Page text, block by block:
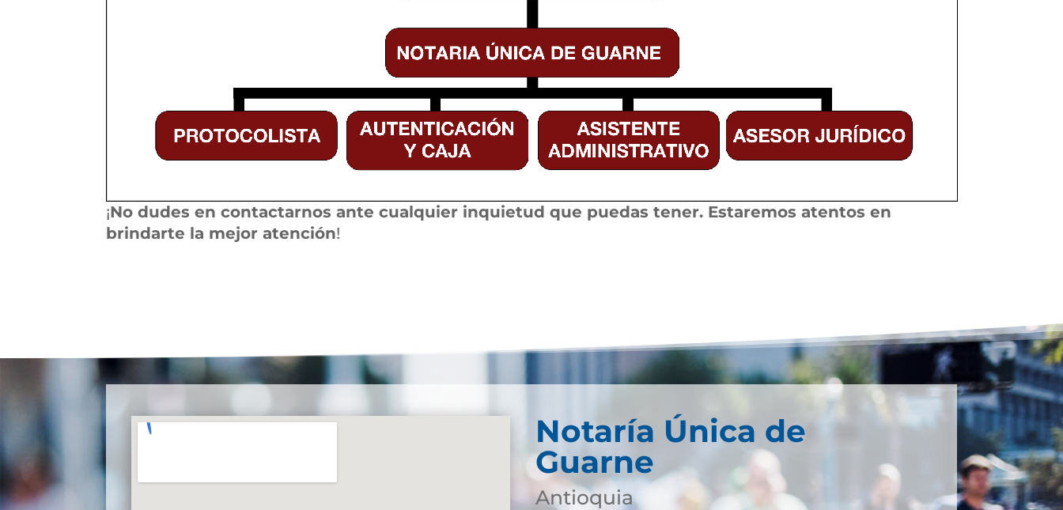
¡No dudes en contactarnos ante cualquier inquietud que puedas tener. Estaremos atentos en
brindarte la mejor atención!
Notaría Única de
Guarne
Antioquia